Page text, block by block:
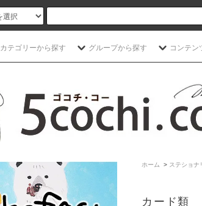
カテゴリーから探す グループから探す コンテン
ホーム > ステショナ
カード類